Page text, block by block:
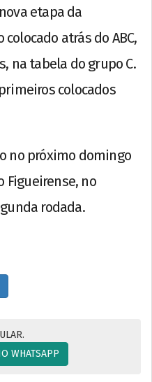
etapa da
atrás do ABC,
na tabela do grupo C.
colocados
no próximo domingo
Figueirense, no
rodada.
WHATSAPP